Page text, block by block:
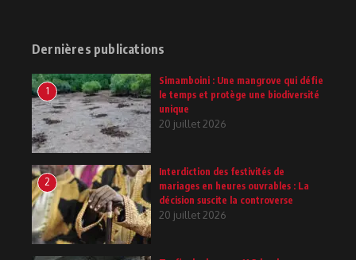
Dernières publications
1
Simamboini : Une mangrove qui défie
le temps et protège une biodiversité
unique
20 juillet 2026
2
Interdiction des festivités de
mariages en heures ouvrables : La
décision suscite la controverse
20 juillet 2026